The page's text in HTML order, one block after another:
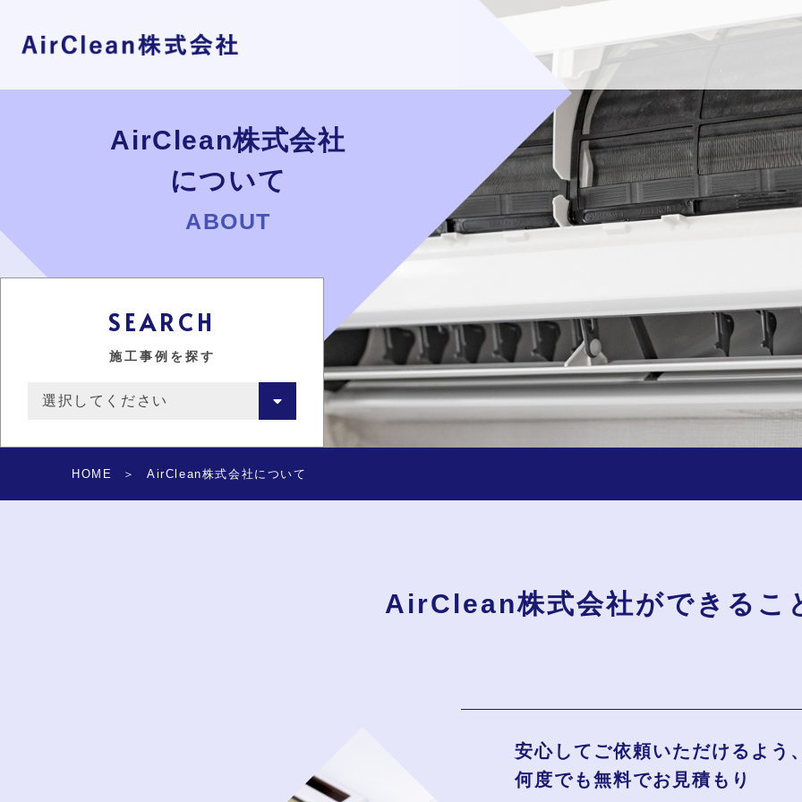
AirClean株式会社
について
ABOUT
SEARCH
施工事例を探す
HOME AirClean株式会社について
AirClean株式会社ができるこ
安心してご依頼いただけるよう
何度でも無料でお見積もり